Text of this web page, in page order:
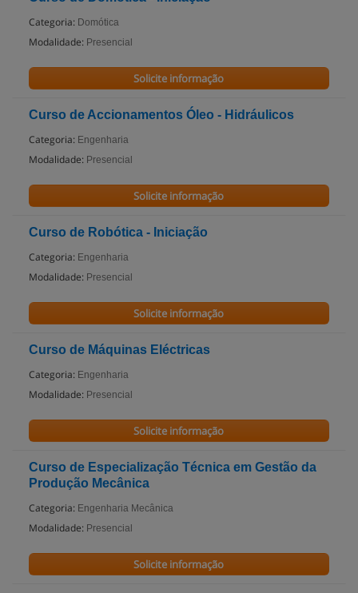
Categoria: Domótica
Modalidade: Presencial
Solicite informação
Curso de Accionamentos Óleo - Hidráulicos
Categoria: Engenharia
Modalidade: Presencial
Solicite informação
Curso de Robótica - Iniciação
Categoria: Engenharia
Modalidade: Presencial
Solicite informação
Curso de Máquinas Eléctricas
Categoria: Engenharia
Modalidade: Presencial
Solicite informação
Curso de Especialização Técnica em Gestão da
Produção Mecânica
Categoria: Engenharia Mecânica
Modalidade: Presencial
Solicite informação